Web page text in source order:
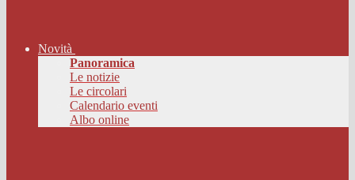
Novità
Panoramica
Le notizie
Le circolari
Calendario eventi
Albo online